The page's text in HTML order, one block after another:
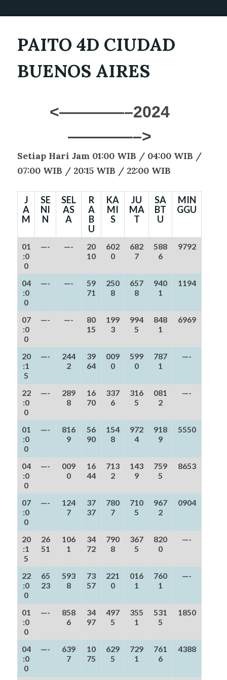
PAITO 4D CIUDAD
BUENOS AIRES
<————–2024
————–>
Setiap Hari Jam 01:00 WIB / 04:00 WIB /
07:00 WIB / 20:15 WIB / 22:00 WIB
J
A
M
SE
NI
N
SEL
AS
A
R
A
B
U
KA
MI
S
JU
MA
T
SA
BT
U
MIN
GGU
01
:0
0
—- —-
20
10
602
0
682
7
588
6
9792
04
:0
0
—- —-
59
71
250
8
657
8
940
1
1194
07
:0
0
—- —-
80
15
199
3
994
5
848
1
6969
20
:1
5
—-
244
2
39
64
009
0
599
0
787
1
—-
22
:0
0
—-
289
8
16
70
337
6
316
5
081
2
—-
01
:0
0
—-
816
9
56
90
154
8
972
4
918
9
5550
04
:0
0
—-
009
0
16
44
713
2
143
9
759
5
8653
07
:0
0
—-
124
7
37
37
780
7
710
5
967
2
0904
20
:1
5
26
51
106
1
34
72
790
8
367
5
820
0
—-
22
:0
0
65
23
593
8
73
57
221
0
016
1
760
1
—-
01
:0
0
—-
858
6
34
97
497
5
355
1
531
5
1850
04
:0
0
—-
639
7
10
75
629
5
729
1
761
6
4388